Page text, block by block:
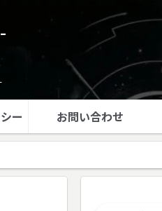
ー お問い合わせ